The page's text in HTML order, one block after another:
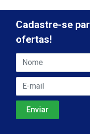
Cadastre-se
ofertas!